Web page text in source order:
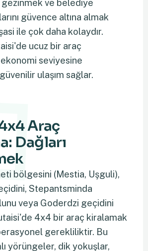
gezinmek ve belediye
güvence altına almak
ile çok daha kolaydır.
ucuz bir araç
seviyesine
ulaşım sağlar.
Araç
Dağları
bölgesini (Mestia, Uşguli),
Stepantsminda
veya Goderdzi geçidini
4x4 bir araç kiralamak
gerekliliktir. Bu
yörüngeler, dik yokuşlar,